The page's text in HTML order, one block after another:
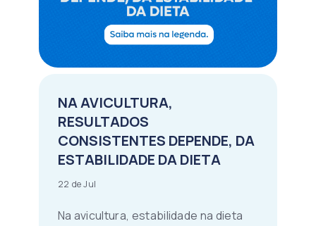
NA AVICULTURA,
RESULTADOS
CONSISTENTES DEPENDE, DA
ESTABILIDADE DA DIETA
22 de Jul
Na avicultura, estabilidade na dieta